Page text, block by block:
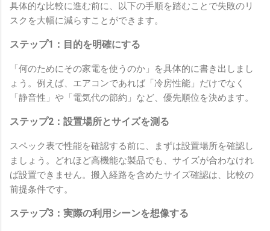
具体的な比較に進む前に、以下の手順を踏むことで失敗のリ
スクを大幅に減らすことができます。
ステップ1：目的を明確にする
「何のためにその家電を使うのか」を具体的に書き出しまし
ょう。例えば、エアコンであれば「冷房性能」だけでなく
「静音性」や「電気代の節約」など、優先順位を決めます。
ステップ2：設置場所とサイズを測る
スペック表で性能を確認する前に、まずは設置場所を確認し
ましょう。どれほど高機能な製品でも、サイズが合わなけれ
ば設置できません。搬入経路を含めたサイズ確認は、比較の
前提条件です。
ステップ3：実際の利用シーンを想像する